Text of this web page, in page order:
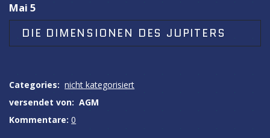
Mai 5
DIE DIMENSIONEN DES JUPITERS
Categories: nicht kategorisiert
versendet von: AGM
Kommentare: 0